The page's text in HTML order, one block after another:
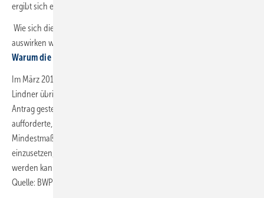
ergibt sich ein Entlastungsbetrag zwischen 104 und 174 Euro.
Wie sich die vom BWP geforderte Auslastung im Kostenverlauf
auswirken würde, zeigt eine hier vorgenommene Sonderauswertung:
Warum die Beratungspflicht im GEG dringend angezeigt ist
Im März 2019 hatte der heutige Bundesfinanzminister Christian
Lindner übrigens aus der Opposition einen (nicht angenommenen)
Antrag gestellt, mit dem der Deutsche Bundestag die Bundesregierung
aufforderte, die Stromsteuer ab 2021 auf das europäische
Mindestmaß abzusenken und sich auf europäischer Ebene dafür
einzusetzen, dass die Stromsteuer zeitnah gänzlich abgeschafft
werden kann (
Quelle: BWP / jv